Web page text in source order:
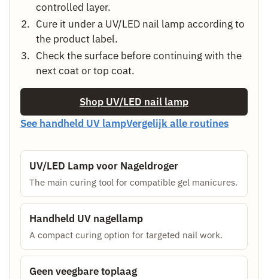
controlled layer.
Cure it under a UV/LED nail lamp according to
the product label.
Check the surface before continuing with the
next coat or top coat.
Shop UV/LED nail lamp
See handheld UV lampVergelijk alle routines
UV/LED Lamp voor Nageldroger
The main curing tool for compatible gel manicures.
Handheld UV nagellamp
A compact curing option for targeted nail work.
Geen veegbare toplaag